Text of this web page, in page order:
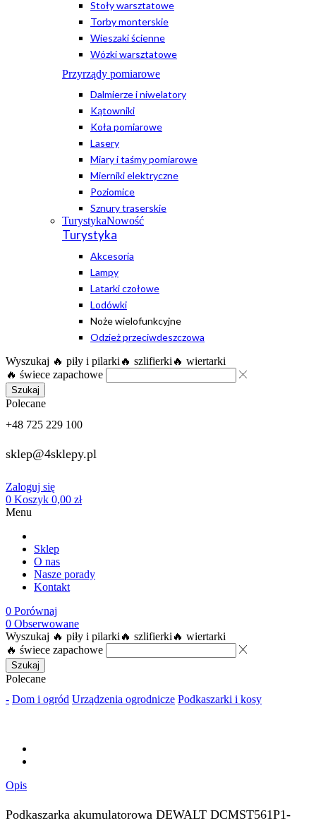
Stoły warsztatowe
Torby monterskie
Wieszaki ścienne
Wózki warsztatowe
Przyrządy pomiarowe
Dalmierze i niwelatory
Kątowniki
Koła pomiarowe
Lasery
Miary i taśmy pomiarowe
Mierniki elektryczne
Poziomice
Sznury traserskie
TurystykaNowość
Turystyka
Akcesoria
Lampy
Latarki czołowe
Lodówki
Noże wielofunkcyjne
Odzież przeciwdeszczowa
Wyszukaj 🔥 piły i pilarki 🔥 szlifierki 🔥 wiertarki
🔥 świece zapachowe
Szukaj
Polecane
+48 725 229 100
sklep@4sklepy.pl
Zaloguj się
0 Koszyk 0,00 zł
Menu
Sklep
O nas
Nasze porady
Kontakt
0 Porównaj
0 Obserwowane
Wyszukaj 🔥 piły i pilarki 🔥 szlifierki 🔥 wiertarki
🔥 świece zapachowe
Szukaj
Polecane
- Dom i ogród Urządzenia ogrodnicze Podkaszarki i kosy
Opis
Podkaszarka akumulatorowa DEWALT DCMST561P1-